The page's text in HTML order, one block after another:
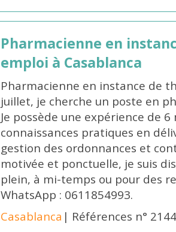
Pharmacienne en
emploi à Casablanca
Pharmacienne en instance de
juillet, je cherche un poste en
Je possède une expérience de
connaissances pratiques en
gestion des ordonnances et
motivée et ponctuelle, je suis
plein, à mi-temps ou pour des
WhatsApp : 0611854993.
Casablanca | Références n°